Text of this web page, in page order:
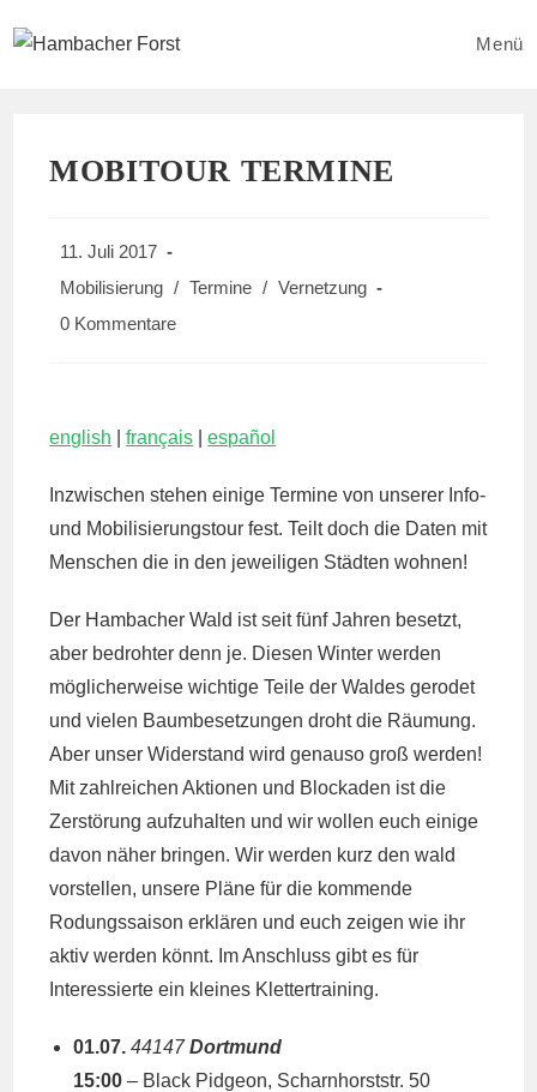
Inhalt
Menü
MOBITOUR TERMINE
Beitrag
11. Juli 2017
Beitrags-
Mobilisierung / Termine / Vernetzung
Beitrags-
0 Kommentare
english |français |español
Inzwischen stehen einige Termine von unserer Info-
und Mobilisierungstour fest. Teilt doch die Daten mit
Menschen die in den jeweiligen Städten wohnen!
Der Hambacher Wald ist seit fünf Jahren besetzt,
aber bedrohter denn je. Diesen Winter werden
möglicherweise wichtige Teile der Waldes gerodet
und vielen Baumbesetzungen droht die Räumung.
Aber unser Widerstand wird genauso groß werden!
Mit zahlreichen Aktionen und Blockaden ist die
Zerstörung aufzuhalten und wir wollen euch einige
davon näher bringen. Wir werden kurz den wald
vorstellen, unsere Pläne für die kommende
Rodungssaison erklären und euch zeigen wie ihr
aktiv werden könnt. Im Anschluss gibt es für
Interessierte ein kleines Klettertraining.
01.07. 44147Dortmund
15:00 – Black Pidgeon, Scharnhorststr. 50